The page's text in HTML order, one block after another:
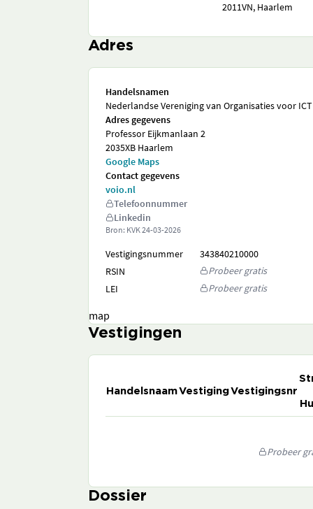
2011VN, Haarlem
Adres
Handelsnamen
Nederlandse Vereniging van Organisaties voor
Adres gegevens
Professor Eijkmanlaan 2
2035XB Haarlem
Google Maps
Contact gegevens
voio.nl
Telefoonnummer
Linkedin
Bron: KVK24-03-2026
Vestigingsnummer
343840210000
RSIN
Probeer gratis
LEI
Probeer gratis
map
Vestigingen
HandelsnaamVestigingVestigingsnr
Probeer
Dossier